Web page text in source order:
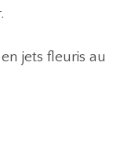
jets fleuris au